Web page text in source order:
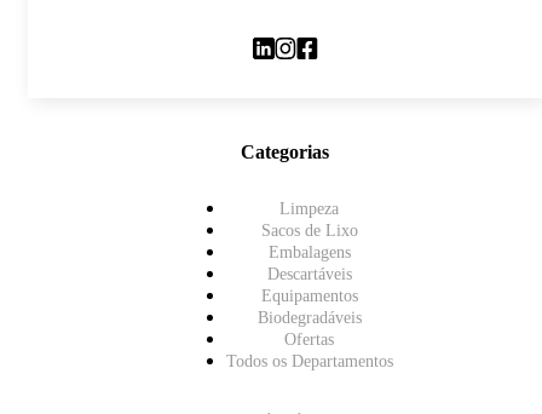
Categorias
Limpeza
Sacos de Lixo
Embalagens
Descartáveis
Equipamentos
Biodegradáveis
Ofertas
Todos os Departamentos